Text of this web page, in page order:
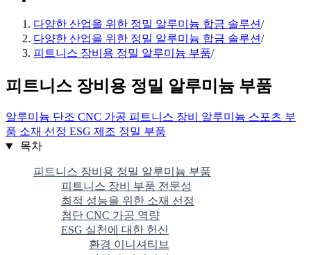
다양한 산업을 위한 정밀 알루미늄 합금 솔루션/
다양한 산업을 위한 정밀 알루미늄 합금 솔루션/
피트니스 장비용 정밀 알루미늄 부품/
피트니스 장비용 정밀 알루미늄 부품
알루미늄 단조 CNC 가공 피트니스 장비 알루미늄 스포츠 부
품 소재 선정 ESG 제조 정밀 부품
목차
피트니스 장비용 정밀 알루미늄 부품
피트니스 장비 부품 전문성
최적 성능을 위한 소재 선정
첨단 CNC 가공 역량
ESG 실천에 대한 헌신
환경 이니셔티브